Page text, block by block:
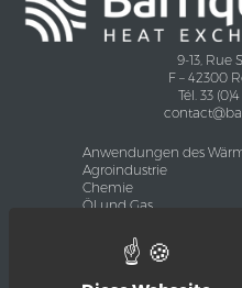
9-13, Rue
F – 42300
Tél. 33
Anwendungen des
Agroindustrie
Chemie
Öl und Gas
Schwerindustrie
Umwelt und Energie